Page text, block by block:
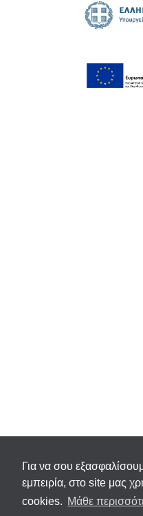
Για να σου
εμπειρία, στο site μας
cookies. Μάθε